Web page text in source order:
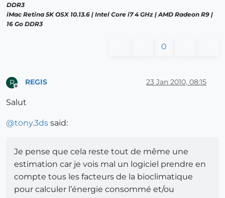
DDR3
iMac Retina 5K OSX 10.13.6 | Intel Core i7 4 GHz | AMD Radeon R9 |
16 Go DDR3
0
R REGIS 23 Jan 2010, 08:15
Salut
@tony.3ds said:
Je pense que cela reste tout de même une
estimation car je vois mal un logiciel prendre en
compte tous les facteurs de la bioclimatique
pour calculer l’énergie consommé et/ou